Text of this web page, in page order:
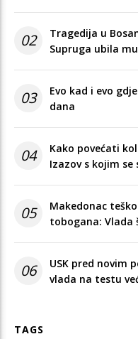
02
Tragedija u
Supruga ubila
03
Evo kad i evo
dana
04
Kako povećati
Izazov s kojim se
05
Makedonac
tobogana: Vlada
06
USK pred novim
vlada na testu
TAGS